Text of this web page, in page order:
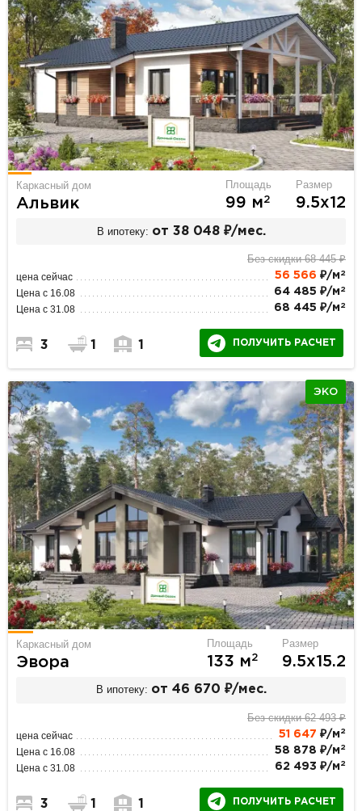
Каркасный дом
Альвик
Площадь
99 м2
Размер
9.5х12
В ипотеку: от 38 048 ₽/мес.
Без скидки 68 445 ₽
цена сейчас 56 566 ₽/м 2
Цена с 16.08 64 485 ₽/м 2
Цена с 31.08 68 445 ₽/м 2
3 1 1 ПОЛУЧИТЬ РАСЧЕТ
ЭКО
Каркасный дом
Эвора
Площадь
133 м2
Размер
9.5х15.2
В ипотеку: от 46 670 ₽/мес.
Без скидки 62 493 ₽
цена сейчас 51 647 ₽/м 2
Цена с 16.08 58 878 ₽/м 2
Цена с 31.08 62 493 ₽/м 2
3 1 1 ПОЛУЧИТЬ РАСЧЕТ